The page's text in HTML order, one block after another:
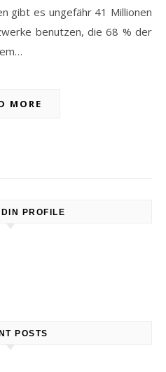
gibt es ungefähr 41 Millionen
benutzen, die 68 % der
MORE
PROFILE
POSTS